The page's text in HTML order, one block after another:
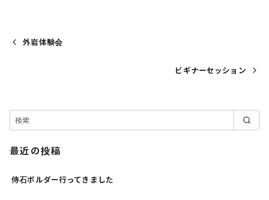
外岩体験会
ビギナーセッション
最近の投稿
侍石ボルダー行ってきました